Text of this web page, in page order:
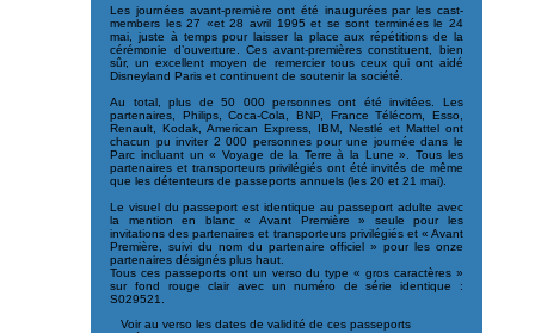
Les journées avant-première ont été inaugurées par les cast-
members les 27 «et 28 avril 1995 et se sont terminées le 24
mai, juste à temps pour laisser la place aux répétitions de la
cérémonie d’ouverture. Ces avant-premières constituent, bien
sûr, un excellent moyen de remercier tous ceux qui ont aidé
Disneyland Paris et continuent de soutenir la société.
Au total, plus de 50 000 personnes ont été invitées. Les
partenaires, Philips, Coca-Cola, BNP, France Télécom, Esso,
Renault, Kodak, American Express, IBM, Nestlé et Mattel ont
chacun pu inviter 2 000 personnes pour une journée dans le
Parc incluant un « Voyage de la Terre à la Lune ». Tous les
partenaires et transporteurs privilégiés ont été invités de même
que les détenteurs de passeports annuels (les 20 et 21 mai).
Le visuel du passeport est identique au passeport adulte avec
la mention en blanc « Avant Première » seule pour les
invitations des partenaires et transporteurs privilégiés et « Avant
Première, suivi du nom du partenaire officiel » pour les onze
partenaires désignés plus haut.
Tous ces passeports ont un verso du type « gros caractères »
sur fond rouge clair avec un numéro de série identique :
S029521.
Voir au verso les dates de validité de ces passeports